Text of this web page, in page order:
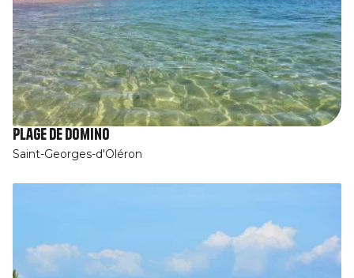
Plage de Domino
Saint-Georges-d'Oléron